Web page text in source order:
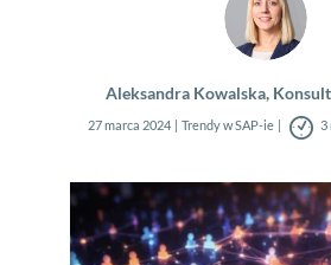
Aleksandra Kowalska,
27 marca 2024 Trendy w SAP-ie 3